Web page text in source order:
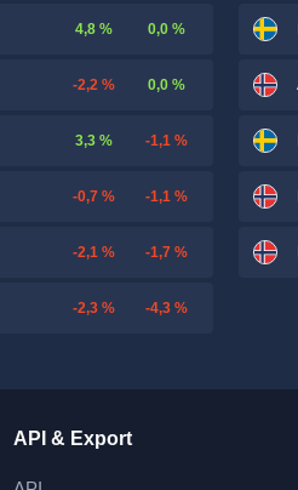
4,8 % 0,0 %
-2,2 % 0,0 %
3,3 % -1,1 %
-0,7 % -1,1 %
-2,1 % -1,7 %
-2,3 % -4,3 %
API & Export